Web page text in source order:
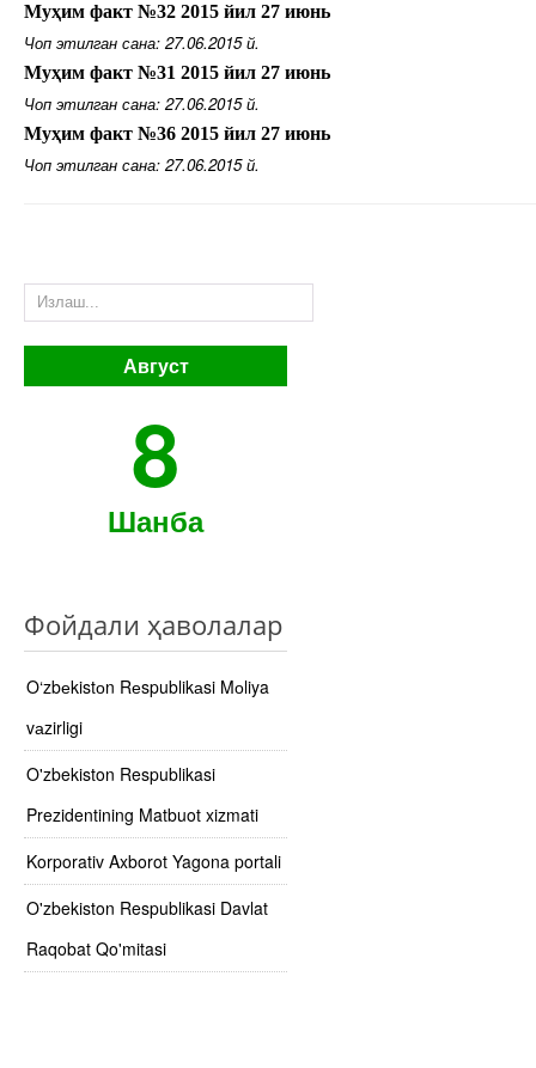
Муҳим факт №32 2015 йил 27 июнь
Чоп этилган сана: 27.06.2015 й.
Муҳим факт №31 2015 йил 27 июнь
Чоп этилган сана: 27.06.2015 й.
Муҳим факт №36 2015 йил 27 июнь
Чоп этилган сана: 27.06.2015 й.
Август
8
Шанба
Фойдали ҳаволалар
O‘zbеkistоn Rеspublikаsi Mоliya
vаzirligi
O'zbekiston Respublikasi
Prezidentining Matbuot xizmati
Korporativ Axborot Yagona portali
O'zbekiston Respublikasi Davlat
Raqobat Qo'mitasi